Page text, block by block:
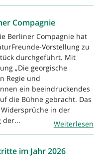
Compagnie
Berliner Compagnie hat
Vorstellung zu
durchgeführt. Mit
„Die georgische
Regie und
ein beeindruckendes
die Bühne gebracht. Das
in der
der...
Weiterlesen
im Jahr 2026